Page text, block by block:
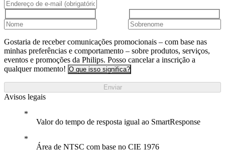
Gostaria de receber comunicações promocionais – com base nas
minhas preferências e comportamento – sobre produtos, serviços,
eventos e promoções da Philips. Posso cancelar a inscrição a
qualquer momento! O que isso significa?
Enviar
Avisos legais
Valor do tempo de resposta igual ao SmartResponse
Área de NTSC com base no CIE 1976